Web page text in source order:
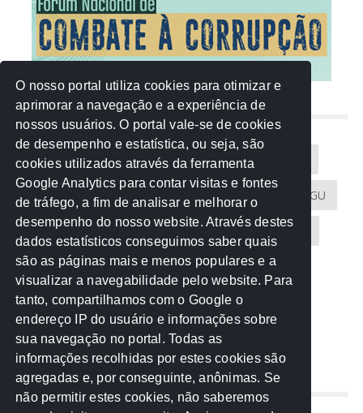
NUVEM DE TAGS
Acontece na Rede AGU AMM
Atricon Audicom CAU-MT CGU
CREA-MT Eventos MPC-MT MPE-MT
MPF Notícias PF PGE-MT PGR
Receita Federal Sem categoria
TCE-MT TCU TRE
REDE NOS ESTADOS
O nosso portal utiliza cookies para otimizar e
aprimorar a navegação e a experiência de
nossos usuários. O portal vale-se de cookies
de desempenho e estatística, ou seja, são
cookies utilizados através da ferramenta
Google Analytics para contar visitas e fontes
de tráfego, a fim de analisar e melhorar o
desempenho do nosso website. Através destes
dados estatísticos conseguimos saber quais
são as páginas mais e menos populares e a
visualizar a navegabilidade pelo website. Para
tanto, compartilhamos com o Google o
endereço IP do usuário e informações sobre
sua navegação no portal. Todas as
informações recolhidas por estes cookies são
agregadas e, por conseguinte, anônimas. Se
não permitir estes cookies, não saberemos